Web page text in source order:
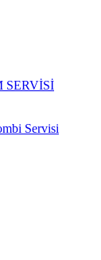
SERVİSİ
Servisi